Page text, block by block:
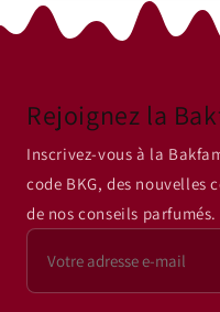
Rejoignez la
Inscrivez-vous à la
code BKG, des nouvelles
de nos conseils parfumés.